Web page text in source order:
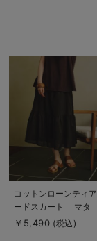
商
商
品
詳
を
コットンローンティア
ードスカート マタ
ニティ・産後【出産後
￥5,490 (税込)